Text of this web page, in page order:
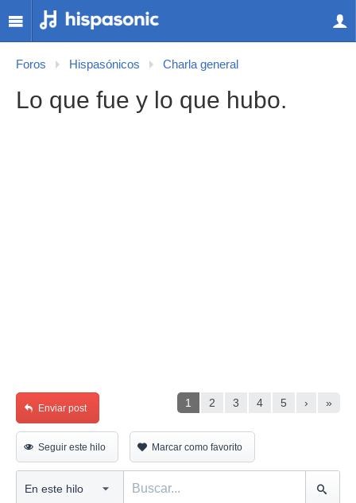
Foros Hispasónicos Charla general
Lo que fue y lo que hubo.
1 2 3 4 5 › »
Enviar post
Seguir este hilo Marcar como favorito